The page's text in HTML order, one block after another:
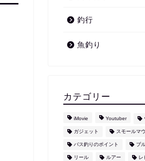
釣行
魚釣り
カテゴリー
iMovie Youtuber
ガジェット スモールマ
バス釣りのポイント ブ
リール ルアー レ